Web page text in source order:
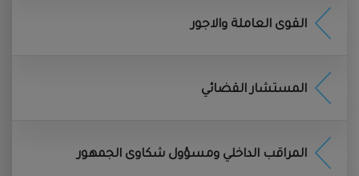
القوى العاملة والاجور
المستشار القضائي
المراقب الداخلي ومسؤول شكاوى الجمهور
ויעובד על ידי המועצה בהתאם לתנאים המפורטים במדיניות
הפרטיות
ללא הסכמת המשתמש, למעט במקרים של דרישות חוקיות או
לצורך מתן השירותים על ידי ספקי שירותים חיצוניים
שימוש בשירותי ענן ובספקי שירותים טכנולוגיים לצורך
הפעלת האתר, אחסון מידע ומתן השירותים.